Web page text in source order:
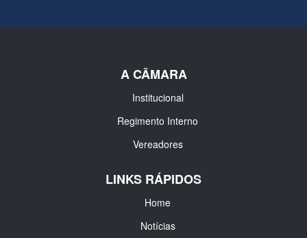
A CÂMARA
Institucional
Regimento Interno
Vereadores
LINKS RÁPIDOS
Home
Notícias